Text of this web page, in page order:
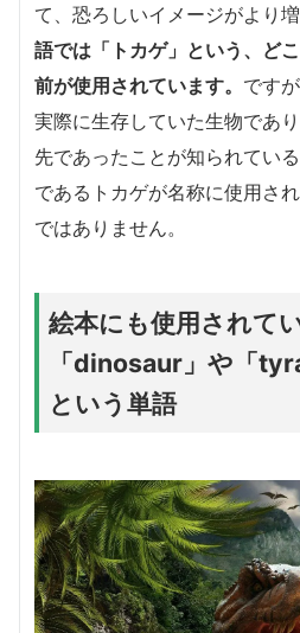
て、恐ろしいイメージがより
語では「トカゲ」という、ど
前が使用されています。 です
実際に生存していた生物であ
先であったことが知られてい
であるトカゲが名称に使用さ
ではありません。
絵本にも使用されて
「dinosaur」や「
という単語